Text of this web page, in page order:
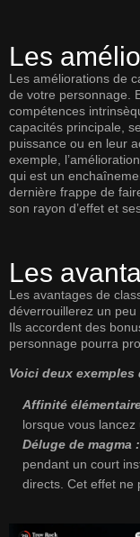
Les
Les améliorations de
de votre personnage.
compétences
capacités principale,
puissance ou en leur
exemple,
qui est un
dernière frappe de
son rayon d’effet et
Les
Les avantages de
déverrouillerez un peu
Ils accordent des
personnage pourra
Voici deux exemples
Affinité
lorsque vous lancez
Déluge de magma :
pendant un court
directs. Cet effet ne